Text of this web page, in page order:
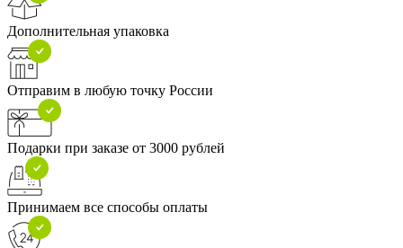
Дополнительная упаковка
Отправим в любую точку России
Подарки при заказе от 3000 рублей
Принимаем все способы оплаты